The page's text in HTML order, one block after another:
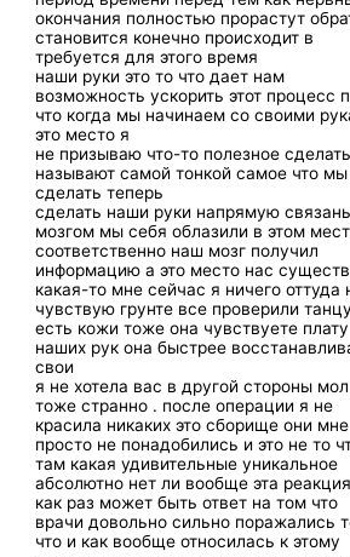
окончания полностью прорастут
становится конечно происходит в
требуется для этого время
наши руки это то что дает нам
возможность ускорить этот процесс
что когда мы начинаем со своими
это место я
не призываю что-то полезное
называют самой тонкой самое что
сделать теперь
сделать наши руки напрямую
мозгом мы себя облазили в этом
соответственно наш мозг получил
информацию а это место нас
какая-то мне сейчас я ничего оттуда
чувствую грунте все проверили
есть кожи тоже она чувствуете плату
наших рук она быстрее
свои
я не хотела вас в другой стороны
тоже странно . после операции я не
красила никаких это сборище они мне
просто не понадобились и это не то
там какая удивительные уникальное
абсолютно нет ли вообще эта
как раз может быть ответ на том что
врачи довольно сильно поражались
что и как вообще относилась к этому